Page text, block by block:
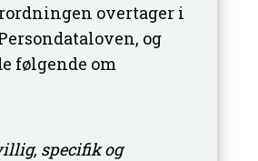
overtager i
og
følgende om
specifik og